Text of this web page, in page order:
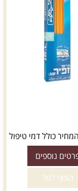
המחיר כולל דמי טיפול
נוספים
הוסף לסל